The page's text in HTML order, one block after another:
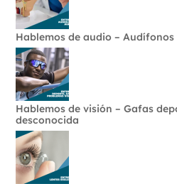
Hablemos de audio –
Hablemos de visión – Gafas
desconocida